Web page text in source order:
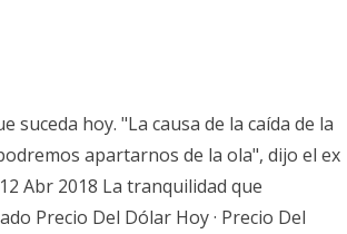
hoy. "La causa de la caída de la
apartarnos de la ola", dijo el ex
Abr 2018 La tranquilidad que
Precio Del Dólar Hoy · Precio Del